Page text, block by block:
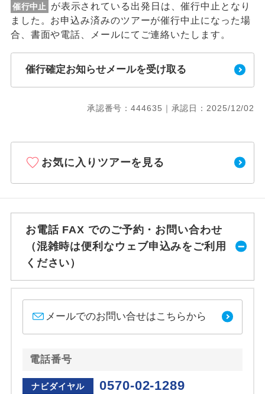
催行中止
が表示されている出発日は、催行中止となり
ました。お申込み済みのツアーが催行中止になった場
合、書面や電話、メールにてご連絡いたします。
催行確定お知らせメールを受け取る
承認番号：444635｜承認日：2025/12/02
お気に入りツアーを見る
お電話 FAX でのご予約・お問い合わせ
（混雑時は便利なウェブ申込みをご利用
ください）
メールでのお問い合せはこちらから
電話番号
ナビダイヤル 0570-02-1289